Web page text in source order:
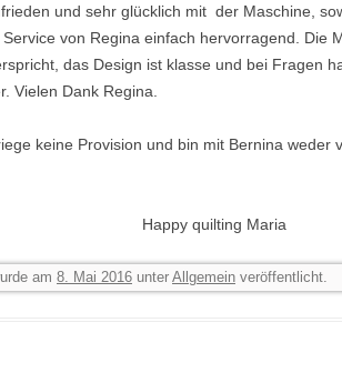
und sehr glücklich mit der Maschine,
von Regina einfach hervorragend. Die
das Design ist klasse und bei Fragen
Vielen Dank Regina.
keine Provision und bin mit Bernina weder
Happy quilting Maria
am 8. Mai 2016 unter Allgemein veröffentlicht.